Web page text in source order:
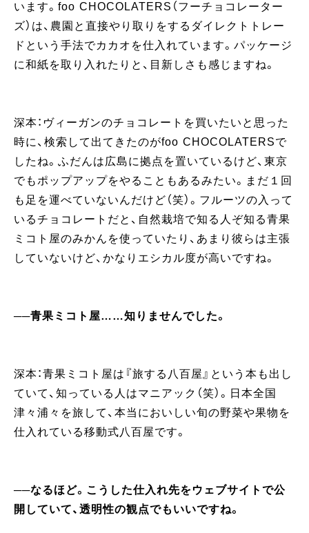
います。foo CHOCOLATERS（フーチョコレーター
ズ）は、農園と直接やり取りをするダイレクトトレー
ドという手法でカカオを仕入れています。パッケージ
に和紙を取り入れたりと、目新しさも感じますね。
深本：ヴィーガンのチョコレートを買いたいと思った
時に、検索して出てきたのがfoo CHOCOLATERSで
したね。ふだんは広島に拠点を置いているけど、東京
でもポップアップをやることもあるみたい。まだ１回
も足を運べていないんだけど（笑）。フルーツの入って
いるチョコレートだと、自然栽培で知る人ぞ知る青果
ミコト屋のみかんを使っていたり、あまり彼らは主張
していないけど、かなりエシカル度が高いですね。
──青果ミコト屋……知りませんでした。
深本：青果ミコト屋は『旅する八百屋』という本も出し
ていて、知っている人はマニアック（笑）。日本全国
津々浦々を旅して、本当においしい旬の野菜や果物を
仕入れている移動式八百屋です。
──なるほど。こうした仕入れ先をウェブサイトで公
開していて、透明性の観点でもいいですね。